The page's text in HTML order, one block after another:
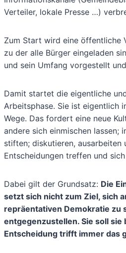
Verteiler, lokale Presse …)
Zum Start wird eine öffentliche
zu der alle Bürger eingeladen
und sein Umfang vorgestellt
Damit startet die eigentliche
Arbeitsphase. Sie ist eigentlich
Wege. Das fordert eine neue
andere sich einmischen lassen;
stiften; diskutieren, ausarbeiten
Entscheidungen treffen und
Dabei gilt der Grundsatz: Die
setzt sich nicht zum Ziel, sich
repräentativen Demokratie zu
entgegenzustellen. Sie soll sie
Entscheidung trifft immer das